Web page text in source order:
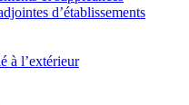
d’établissements
à l’extérieur